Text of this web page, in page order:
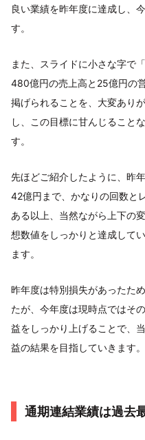
良い業績を昨年度に達成し、
す。
また、スライドに小さな字で
480億円の売上高と25億円の
掲げられることを、大変あり
し、この目標に甘んじること
す。
先ほどご紹介したように、昨
42億円まで、かなりの回数と
ある以上、当然ながら上下の
想数値をしっかりと達成して
ます。
昨年度は特別損失があったた
たが、今年度は現時点ではそ
益をしっかり上げることで、
益の結果を目指していきます。
通期連結業績は過去